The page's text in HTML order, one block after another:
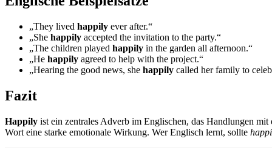
„They lived happily ever after.“
„She happily accepted the invitation to the party.“
„The children played happily in the garden all afternoon.“
„He happily agreed to help with the project.“
„Hearing the good news, she happily called her family to
Fazit
Happily ist ein zentrales Adverb im Englischen, das Handlungen
Wort eine starke emotionale Wirkung. Wer Englisch lernt, sollte